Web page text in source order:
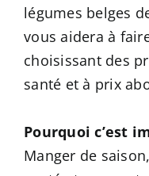
légumes belges
vous aidera à
choisissant des
santé et à prix
Pourquoi c’est
Manger de